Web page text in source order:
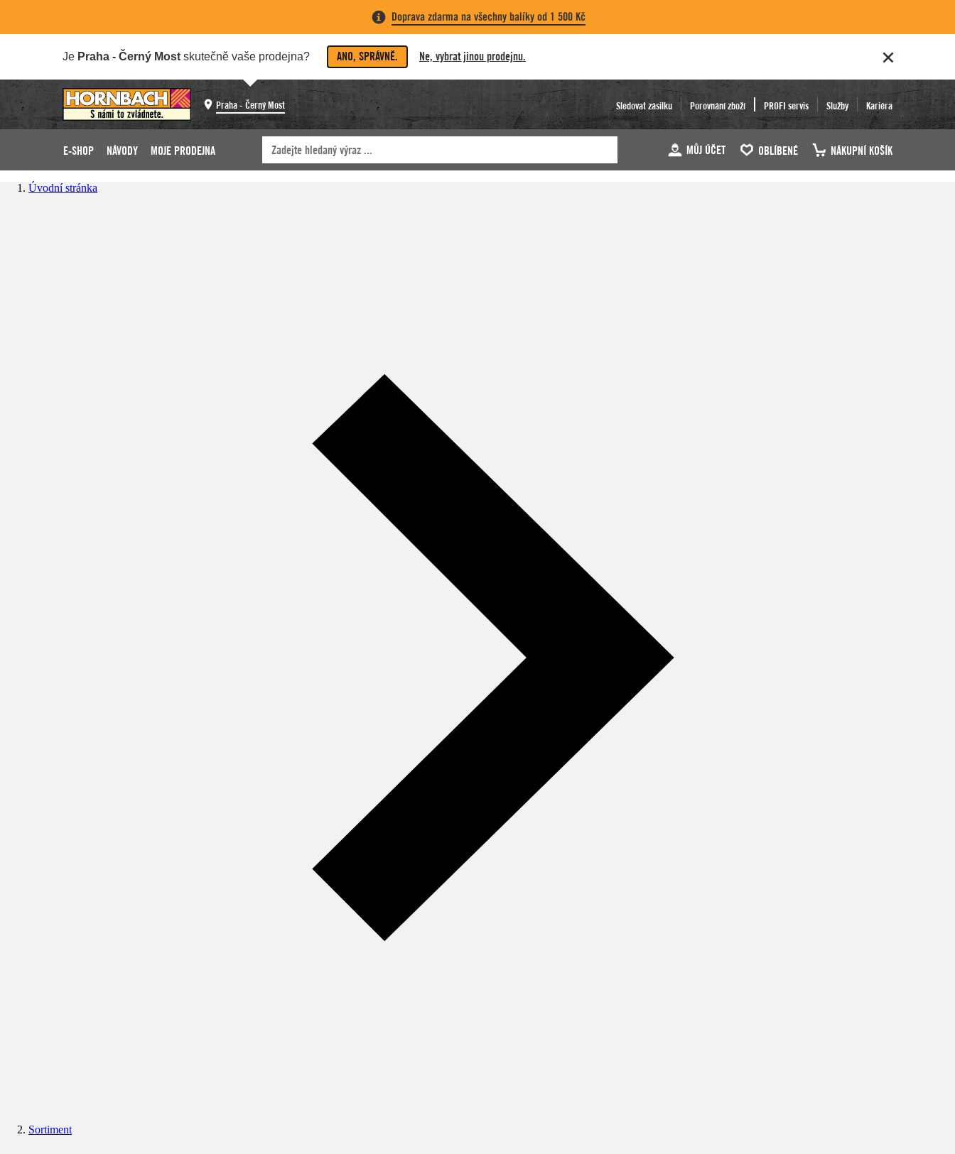
Doprava zdarma na všechny balíky od 1 500 Kč
Je Praha - Černý Most skutečně vaše prodejna? ANO, SPRÁVNĚ. Ne, vybrat jinou prodejnu.
Praha - Černý Most Sledovat zásilku Porovnání zboží PROFI servis Služby Kariéra
E-SHOP NÁVODY MOJE PRODEJNA MŮJ ÚČET OBLÍBENÉ NÁKUPNÍ KOŠÍK
Úvodní stránka
Sortiment